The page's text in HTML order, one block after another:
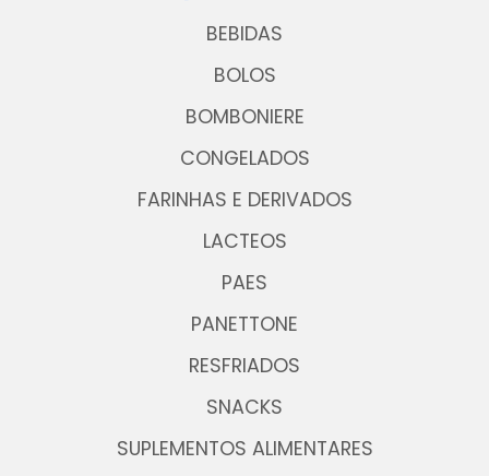
BEBIDAS
BOLOS
BOMBONIERE
CONGELADOS
FARINHAS E DERIVADOS
LACTEOS
PAES
PANETTONE
RESFRIADOS
SNACKS
SUPLEMENTOS ALIMENTARES